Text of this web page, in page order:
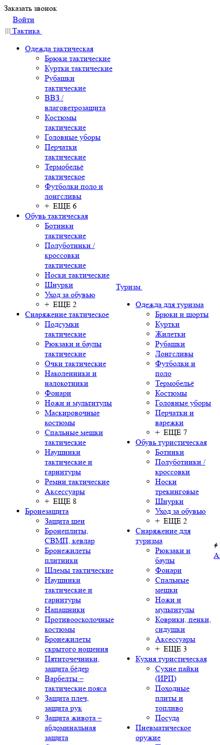
Заказать звонок
Войти
Тактика
Одежда тактическая
Брюки тактические
Куртки тактические
Рубашки
тактические
ВВЗ /
влаговетрозащита
Костюмы
тактические
Головные уборы
Перчатки
тактические
Термобельё
тактическое
Футболки поло и
лонгсливы
+ ЕЩЕ 6
Обувь тактическая
Ботинки
тактические
Полуботинки /
кроссовки
тактические
Носки тактические
Шнурки
Уход за обувью
+ ЕЩЕ 2
Снаряжение тактическое
Подсумки
тактические
Рюкзаки и баулы
тактические
Очки тактические
Наколенники и
налокотники
Фонари
Ножи и мультитулы
Маскировочные
костюмы
Спальные мешки
тактические
Наушники
тактические и
гарнитуры
Ремни тактические
Аксессуары
+ ЕЩЕ 8
Бронезащита
Защита шеи
Бронеплиты,
СВМП, кевлар
Бронежилеты
плитники
Шлемы тактические
Наушники
тактические и
гарнитуры
Напашники
Противоосколочные
костюмы
Бронежилеты
скрытого ношения
Пятиточечники,
защита бёдер
Варбелты –
тактические пояса
Защита плеч,
защита рук
Защита живота –
абдоминальная
защита
Туризм
Одежда для туризма
Брюки и шорты
Куртки
Жилетки
Рубашки
Лонгсливы
Футболки и
поло
Термобельё
Костюмы
Головные уборы
Перчатки и
варежки
+ ЕЩЕ 7
Обувь туристическая
Ботинки
Полуботинки /
кроссовки
Носки
трекинговые
Шнурки
Уход за обувью
+ ЕЩЕ 2
Снаряжение для
туризма
Рюкзаки и
баулы
Фонари
Спальные
мешки
Ножи и
мультитулы
Коврики, пенки,
сидушки
Аксессуары
+ ЕЩЕ 3
Кухня туристическая
Сухие пайки
(ИРП)
Походные
плиты и
топливо
Посуда
Пневматическое
оружие